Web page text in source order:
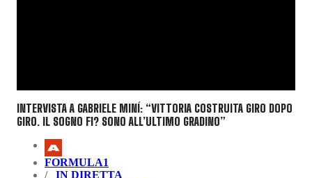
INTERVISTA A GABRIELE MINÍ: “VITTORIA COSTRUITA GIRO DOPO
GIRO. IL SOGNO F1? SONO ALL’ULTIMO GRADINO”
FORMULA1
IN DIRETTA